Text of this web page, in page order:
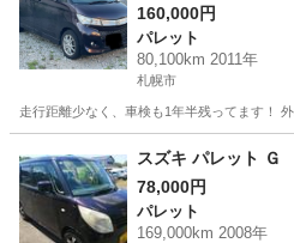
160,000円
パレット
80,100km 2011年
札幌市
走行距離少なく、車検も1年半残ってます！
パレット 走行距離
スズキ パレット
78,000円
パレット
169,000km 2008年